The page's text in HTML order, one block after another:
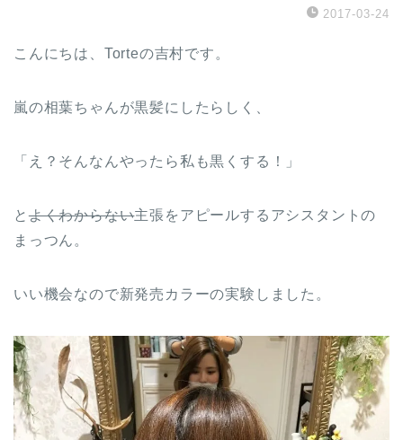
2017-03-24
こんにちは、Torteの吉村です。
嵐の相葉ちゃんが黒髪にしたらしく、
「え？そんなんやったら私も黒くする！」
とよくわからない主張をアピールするアシスタントの
まっつん。
いい機会なので新発売カラーの実験しました。